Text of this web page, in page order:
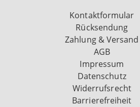
Kontaktformular
Rücksendung
Zahlung & Versand
AGB
Impressum
Datenschutz
Widerrufsrecht
Barrierefreiheit